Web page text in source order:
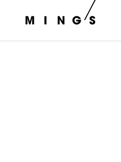
MING’S 為你實時直播